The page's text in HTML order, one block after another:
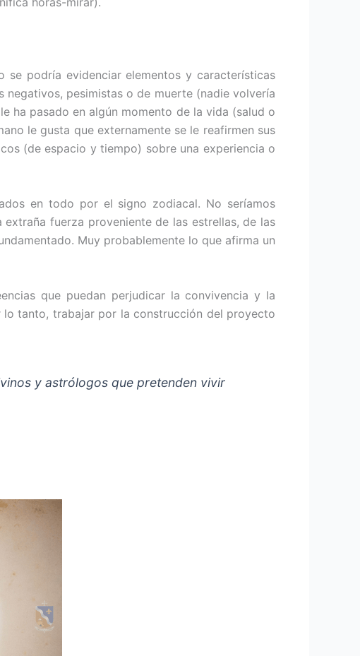
se podría evidenciar elementos y características
negativos, pesimistas o de muerte (nadie volvería
ha pasado en algún mo­mento de la vida (salud o
le gusta que externamente se le reafirmen sus
(de espacio y tiempo) sobre una experiencia o
en todo por el signo zodiacal. No seríamos
fuerza proveniente de las estrellas, de las
Muy probablemente lo que afirma un
que puedan per­judicar la convivencia y la
tanto, trabajar por la construcción del proyecto
y astrólogos que pre­tenden vivir